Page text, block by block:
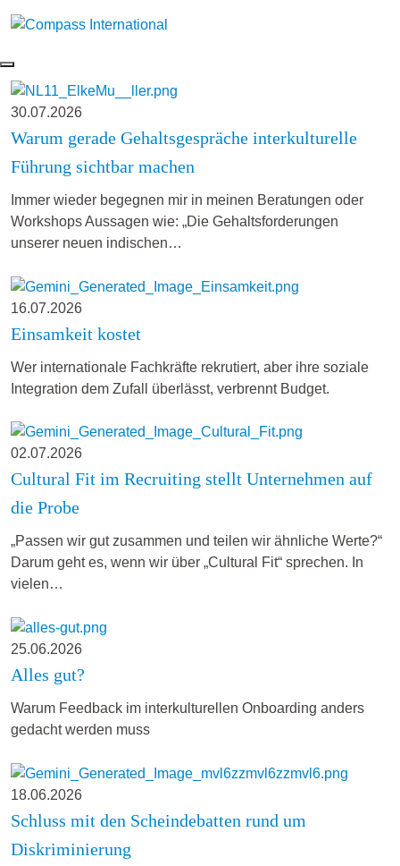
30.07.2026
Warum gerade Gehaltsgespräche interkulturelle
Führung sichtbar machen
Immer wieder begegnen mir in meinen Beratungen oder
Workshops Aussagen wie: „Die Gehaltsforderungen
unserer neuen indischen…
16.07.2026
Einsamkeit kostet
Wer internationale Fachkräfte rekrutiert, aber ihre soziale
Integration dem Zufall überlässt, verbrennt Budget.
02.07.2026
Cultural Fit im Recruiting stellt Unternehmen auf
die Probe
„Passen wir gut zusammen und teilen wir ähnliche Werte?“
Darum geht es, wenn wir über „Cultural Fit“ sprechen. In
vielen…
25.06.2026
Alles gut?
Warum Feedback im interkulturellen Onboarding anders
gedacht werden muss
18.06.2026
Schluss mit den Scheindebatten rund um
Diskriminierung